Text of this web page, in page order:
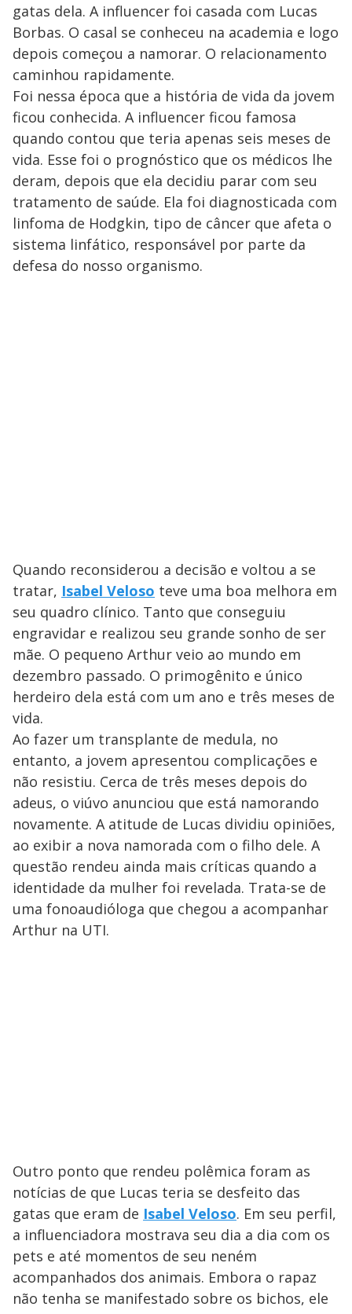
gatas dela. A influencer foi casada com Lucas
Borbas. O casal se conheceu na academia e logo
depois começou a namorar. O relacionamento
caminhou rapidamente.
Foi nessa época que a história de vida da jovem
ficou conhecida. A influencer ficou famosa
quando contou que teria apenas seis meses de
vida. Esse foi o prognóstico que os médicos lhe
deram, depois que ela decidiu parar com seu
tratamento de saúde. Ela foi diagnosticada com
linfoma de Hodgkin, tipo de câncer que afeta o
sistema linfático, responsável por parte da
defesa do nosso organismo.
Quando reconsiderou a decisão e voltou a se
tratar, Isabel Veloso teve uma boa melhora em
seu quadro clínico. Tanto que conseguiu
engravidar e realizou seu grande sonho de ser
mãe. O pequeno Arthur veio ao mundo em
dezembro passado. O primogênito e único
herdeiro dela está com um ano e três meses de
vida.
Ao fazer um transplante de medula, no
entanto, a jovem apresentou complicações e
não resistiu. Cerca de três meses depois do
adeus, o viúvo anunciou que está namorando
novamente. A atitude de Lucas dividiu opiniões,
ao exibir a nova namorada com o filho dele. A
questão rendeu ainda mais críticas quando a
identidade da mulher foi revelada. Trata-se de
uma fonoaudióloga que chegou a acompanhar
Arthur na UTI.
Outro ponto que rendeu polêmica foram as
notícias de que Lucas teria se desfeito das
gatas que eram de Isabel Veloso. Em seu perfil,
a influenciadora mostrava seu dia a dia com os
pets e até momentos de seu neném
acompanhados dos animais. Embora o rapaz
não tenha se manifestado sobre os bichos, ele